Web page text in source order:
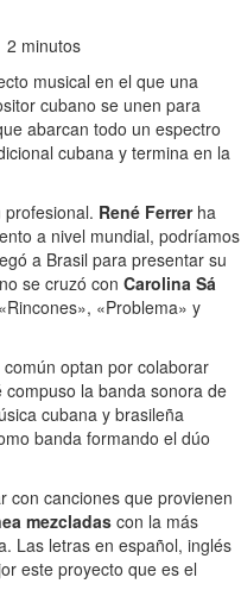
2 minutos
musical en el que una
cubano se unen para
abarcan todo un espectro
cubana y termina en la
René Ferrerha
a nivel mundial, podríamos
a Brasil para presentar su
se cruzó con Carolina Sá
«Problema» y
optan por colaborar
la banda sonora de
cubana y brasileña
banda formando el dúo
con canciones que provienen
mezcladas con la más
Las letras en español, inglés
este proyecto que es el